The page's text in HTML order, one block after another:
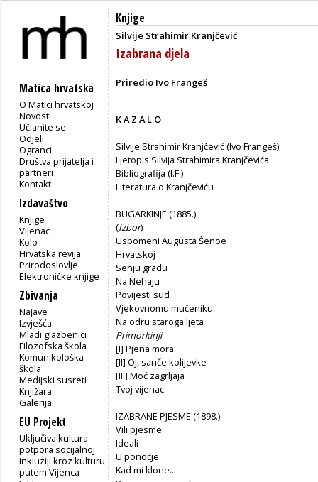
Matica hrvatska
O Matici hrvatskoj
Novosti
Učlanite se
Odjeli
Ogranci
Društva prijatelja i
partneri
Kontakt
Izdavaštvo
Knjige
Vijenac
Kolo
Hrvatska revija
Prirodoslovlje
Elektroničke knjige
Zbivanja
Najave
Izvješća
Mladi glazbenici
Filozofska škola
Komunikološka
škola
Medijski susreti
Knjižara
Galerija
EU Projekt
Uključiva kultura -
potpora socijalnoj
inkluziji kroz kulturu
putem Vijenca
Knjige
Silvije Strahimir Kranjčević
Izabrana djela
Priredio Ivo Frangeš
K A Z A L O
Silvije Strahimir Kranjčević (Ivo Frangeš)
Ljetopis Silvija Strahimira Kranjčevića
Bibliografija (I.F.)
Literatura o Kranjčeviću
BUGARKINJE (1885.)
(Izbor)
Uspomeni Augusta Šenoe
Hrvatskoj
Senju gradu
Na Nehaju
Povijesti sud
Vjekovnomu mučeniku
Na odru staroga ljeta
Primorkinji
[I] Pjena mora
[II] Oj, sanče kolijevke
[III] Moć zagrljaja
Tvoj vijenac
IZABRANE PJESME (1898.)
Vili pjesme
Ideali
U ponoćje
Kad mi klone...